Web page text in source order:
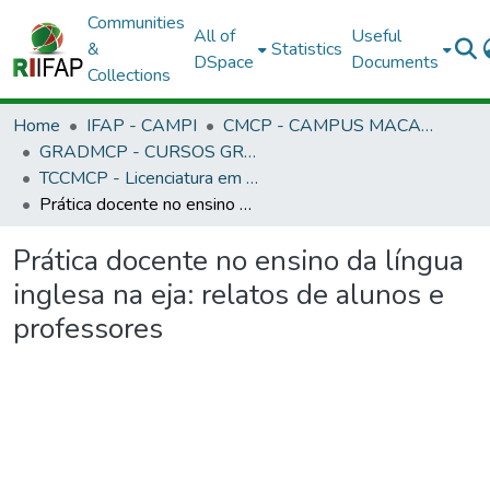
Communities
&
Collections
All of
DSpace
Statistics
Useful
Documents
Home IFAP - CAMPI
CMCP - CAMPUS MACAPÁ
GRADMCP - CURSOS GRADUAÇÃO - CAMPUS MACAPÁ
TCCMCP - Licenciatura em Letras Português/Inglês
Prática docente no ensino da língua inglesa na eja: relatos de alunos e professores
Prática docente no ensino da língua
inglesa na eja: relatos de alunos e
professores